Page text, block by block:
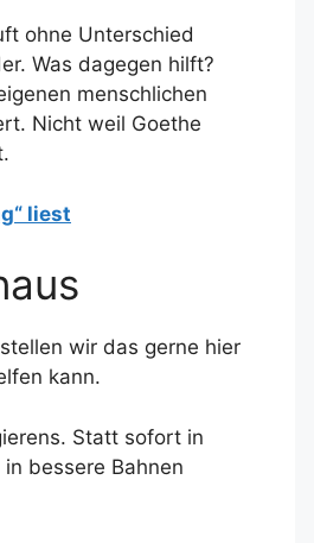
ohne Unterschied
Was dagegen hilft?
menschlichen
Nicht weil Goethe
liest
wir das gerne hier
kann.
Statt sofort in
bessere Bahnen